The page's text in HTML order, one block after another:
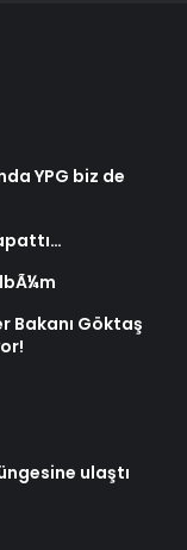
YPG biz de
Bakanı Göktaş
ulaştı